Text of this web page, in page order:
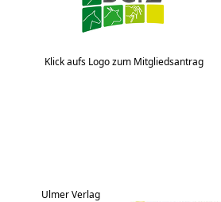
Klick aufs Logo zum Mitgliedsantrag
Ulmer Verlag